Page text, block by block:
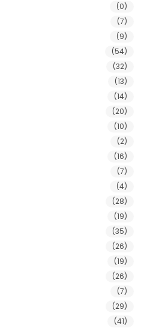
(0)
(7)
(9)
(54)
(32)
(13)
(14)
(20)
(10)
(2)
(16)
(7)
(4)
(28)
(19)
(35)
(26)
(19)
(26)
(7)
(29)
(41)